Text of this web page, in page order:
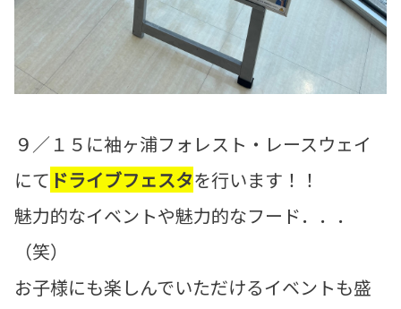
９／１５に袖ヶ浦フォレスト・レースウェイ
にて ドライブフェスタを行います！！
魅力的なイベントや魅力的なフード．．．
（笑）
お子様にも楽しんでいただけるイベントも盛